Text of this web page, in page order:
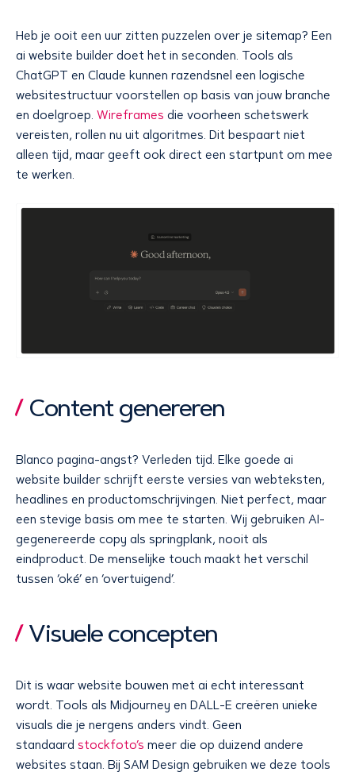
Heb je ooit een uur zitten puzzelen over je sitemap? Een
ai website builder doet het in seconden. Tools als
ChatGPT en Claude kunnen razendsnel een logische
websitestructuur voorstellen op basis van jouw branche
en doelgroep. Wireframes die voorheen schetswerk
vereisten, rollen nu uit algoritmes. Dit bespaart niet
alleen tijd, maar geeft ook direct een startpunt om mee
te werken.
Content genereren
Blanco pagina-angst? Verleden tijd. Elke goede ai
website builder schrijft eerste versies van webteksten,
headlines en productomschrijvingen. Niet perfect, maar
een stevige basis om mee te starten. Wij gebruiken AI-
gegenereerde copy als springplank, nooit als
eindproduct. De menselijke touch maakt het verschil
tussen ‘oké’ en ‘overtuigend’.
Visuele concepten
Dit is waar website bouwen met ai echt interessant
wordt. Tools als Midjourney en DALL-E creëren unieke
visuals die je nergens anders vindt. Geen
standaard stockfoto’s meer die op duizend andere
websites staan. Bij SAM Design gebruiken we deze tools